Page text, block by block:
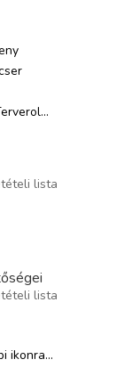
lista
lista
ikonra...